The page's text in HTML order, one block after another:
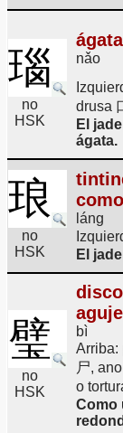
瑙
no
HSK
ágata
nǎo
drusa
El
ágata.
琅
no
HSK
láng
El
璧
no
HSK
bì
Arriba:
尸,
o
Como